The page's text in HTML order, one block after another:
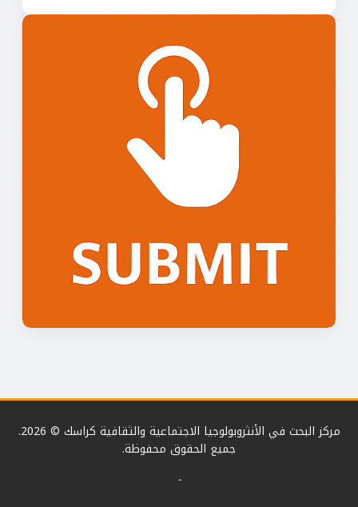
مركز البحث في الأنثروبولوجيا الاجتماعية والثقافية كراسك © 2026.
جميع الحقوق محفوظة.
-